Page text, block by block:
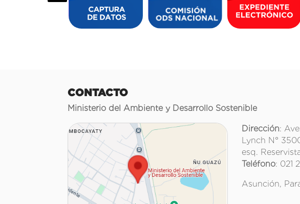
CONTACTO
Ministerio del Ambiente y Desarrollo Sostenible
Dirección:
Lynch N°
esq.
Teléfono: 021
Asunción,